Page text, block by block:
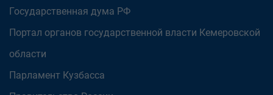
Государственная дума РФ
Портал органов государственной власти Кемеровской
области
Парламент Кузбасса